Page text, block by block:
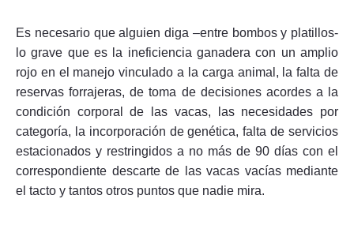
Es necesario que alguien diga –entre bombos y platillos-
lo grave que es la ineficiencia ganadera con un amplio
rojo en el manejo vinculado a la carga animal, la falta de
reservas forrajeras, de toma de decisiones acordes a la
condición corporal de las vacas, las necesidades por
categoría, la incorporación de genética, falta de servicios
estacionados y restringidos a no más de 90 días con el
correspondiente descarte de las vacas vacías mediante
el tacto y tantos otros puntos que nadie mira.